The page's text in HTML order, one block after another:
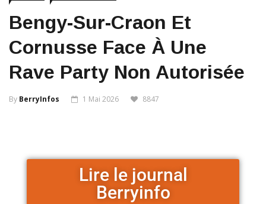
Bengy-Sur-Craon Et
Cornusse Face À Une
Rave Party Non Autorisée
By BerryInfos 1 Mai 2026 8847
Lire le journal
Berryinfo